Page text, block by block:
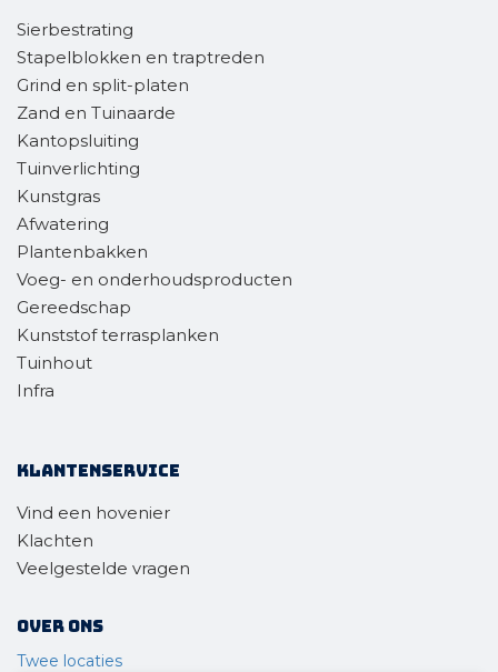
Sierbestrating
Stapelblokken en traptreden
Grind en split-platen
Zand en Tuinaarde
Kantopsluiting
Tuinverlichting
Kunstgras
Afwatering
Plantenbakken
Voeg- en onderhoudsproducten
Gereedschap
Kunststof terrasplanken
Tuinhout
Infra
Klantenservice
Vind een hovenier
Klachten
Veelgestelde vragen
Over ons
Twee locaties